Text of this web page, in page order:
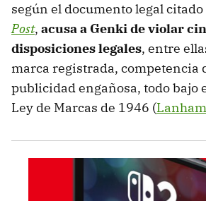
según el documento legal
Post, acusa a Genki de violar
disposiciones legales, entre
marca registrada, competencia
publicidad engañosa, todo bajo
Ley de Marcas de 1946 (